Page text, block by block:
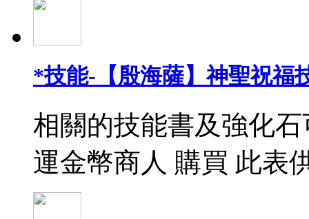
*技能-【殷海薩】神聖祝福
相關的技能書及強化
運金幣商人 購買 此表